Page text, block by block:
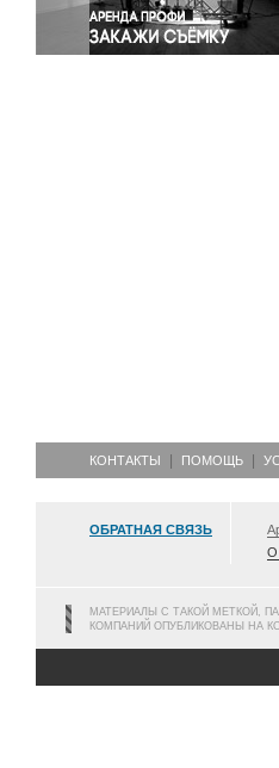
КОНТАКТЫ ПОМОЩЬ
ОБРАТНАЯ СВЯЗЬ
О
МАТЕРИАЛЫ С ТАКОЙ МЕТКОЙ,
КОМПАНИЙ ОПУБЛИКОВАНЫ НА